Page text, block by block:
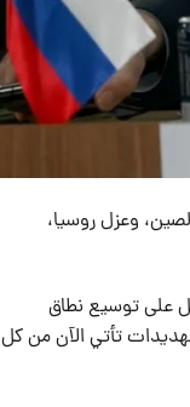
وعزل روسيا،
على توسيع نطاق
تأتي الآن من كل